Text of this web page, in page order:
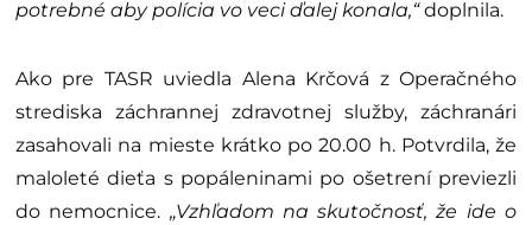
potrebné aby polícia vo veci ďalej konala,“doplnila.
Ako pre TASR uviedla Alena Krčová z Operačného
strediska záchrannej zdravotnej služby, záchranári
zasahovali na mieste krátko po 20.00 h. Potvrdila, že
maloleté dieťa s popáleninami po ošetrení previezli
do nemocnice. „Vzhľadom na skutočnosť, že ide o